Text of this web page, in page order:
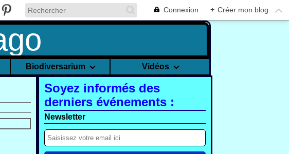
Connexion + Créer mon blog
Biodiversarium Vidéos
Soyez informés des
derniers événements :
Newsletter